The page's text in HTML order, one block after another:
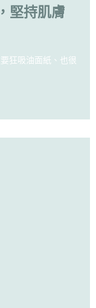
堅持肌膚
狂吸油面紙、也很